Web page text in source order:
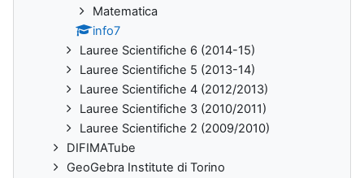
Matematica
info7
Lauree Scientifiche 6 (2014-15)
Lauree Scientifiche 5 (2013-14)
Lauree Scientifiche 4 (2012/2013)
Lauree Scientifiche 3 (2010/2011)
Lauree Scientifiche 2 (2009/2010)
DIFIMATube
GeoGebra Institute di Torino